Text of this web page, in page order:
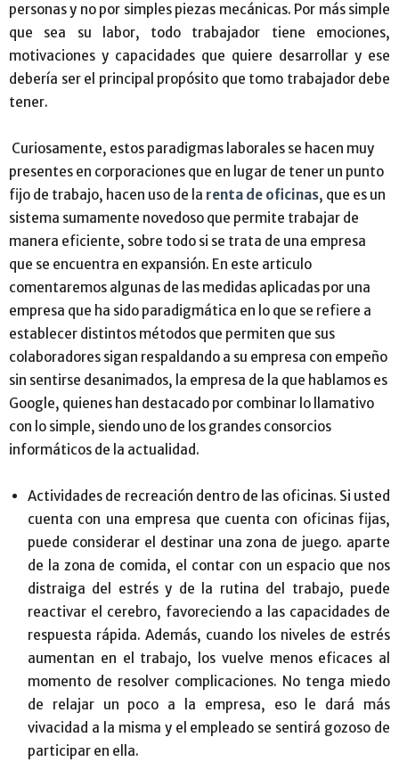
personas y no por simples piezas mecánicas. Por más simple
que sea su labor, todo trabajador tiene emociones,
motivaciones y capacidades que quiere desarrollar y ese
debería ser el principal propósito que tomo trabajador debe
tener.
Curiosamente, estos paradigmas laborales se hacen muy
presentes en corporaciones que en lugar de tener un punto
fijo de trabajo, hacen uso de la renta de oficinas, que es un
sistema sumamente novedoso que permite trabajar de
manera eficiente, sobre todo si se trata de una empresa
que se encuentra en expansión. En este articulo
comentaremos algunas de las medidas aplicadas por una
empresa que ha sido paradigmática en lo que se refiere a
establecer distintos métodos que permiten que sus
colaboradores sigan respaldando a su empresa con empeño
sin sentirse desanimados, la empresa de la que hablamos es
Google, quienes han destacado por combinar lo llamativo
con lo simple, siendo uno de los grandes consorcios
informáticos de la actualidad.
Actividades de recreación dentro de las oficinas. Si usted
cuenta con una empresa que cuenta con oficinas fijas,
puede considerar el destinar una zona de juego. aparte
de la zona de comida, el contar con un espacio que nos
distraiga del estrés y de la rutina del trabajo, puede
reactivar el cerebro, favoreciendo a las capacidades de
respuesta rápida. Además, cuando los niveles de estrés
aumentan en el trabajo, los vuelve menos eficaces al
momento de resolver complicaciones. No tenga miedo
de relajar un poco a la empresa, eso le dará más
vivacidad a la misma y el empleado se sentirá gozoso de
participar en ella.